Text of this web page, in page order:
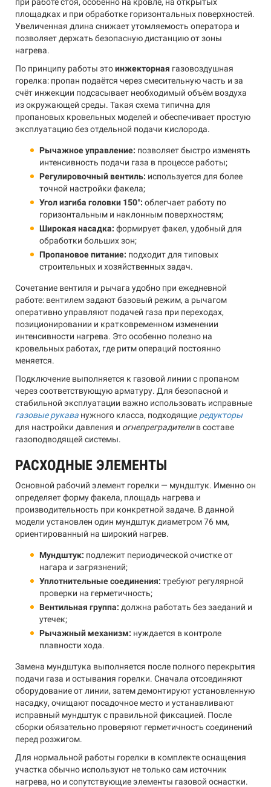
площадках и при обработке горизонтальных поверхностей.
Увеличенная длина снижает утомляемость оператора и
позволяет держать безопасную дистанцию от зоны
нагрева.
По принципу работы этоинжекторная газовоздушная
горелка: пропан подаётся через смесительную часть и за
счёт инжекции подсасывает необходимый объём воздуха
из окружающей среды. Такая схема типична для
пропановых кровельных моделей и обеспечивает простую
эксплуатацию без отдельной подачи кислорода.
Рычажное управление: позволяет быстро изменять
интенсивность подачи газа в процессе работы;
Регулировочный вентиль: используется для более
точной настройки факела;
Угол изгиба головки 150°: облегчает работу по
горизонтальным и наклонным поверхностям;
Широкая насадка: формирует факел, удобный для
обработки больших зон;
Пропановое питание: подходит для типовых
строительных и хозяйственных задач.
Сочетание вентиля и рычага удобно при ежедневной
работе: вентилем задают базовый режим, а рычагом
оперативно управляют подачей газа при переходах,
позиционировании и кратковременном изменении
интенсивности нагрева. Это особенно полезно на
кровельных работах, где ритм операций постоянно
меняется.
Подключение выполняется к газовой линии с пропаном
через соответствующую арматуру. Для безопасной и
стабильной эксплуатации важно использовать исправные
газовые рукава нужного класса, подходящие редукторы
для настройки давления и огнепреградителив составе
газоподводящей системы.
РАСХОДНЫЕ ЭЛЕМЕНТЫ
Основной рабочий элемент горелки — мундштук. Именно он
определяет форму факела, площадь нагрева и
производительность при конкретной задаче. В данной
модели установлен один мундштук диаметром 76 мм,
ориентированный на широкий нагрев.
Мундштук: подлежит периодической очистке от
нагара и загрязнений;
Уплотнительные соединения: требуют регулярной
проверки на герметичность;
Вентильная группа: должна работать без заеданий и
утечек;
Рычажный механизм: нуждается в контроле
плавности хода.
Замена мундштука выполняется после полного перекрытия
подачи газа и остывания горелки. Сначала отсоединяют
оборудование от линии, затем демонтируют установленную
насадку, очищают посадочное место и устанавливают
исправный мундштук с правильной фиксацией. После
сборки обязательно проверяют герметичность соединений
перед розжигом.
Для нормальной работы горелки в комплекте оснащения
участка обычно используют не только сам источник
нагрева, но и сопутствующие элементы газовой оснастки.